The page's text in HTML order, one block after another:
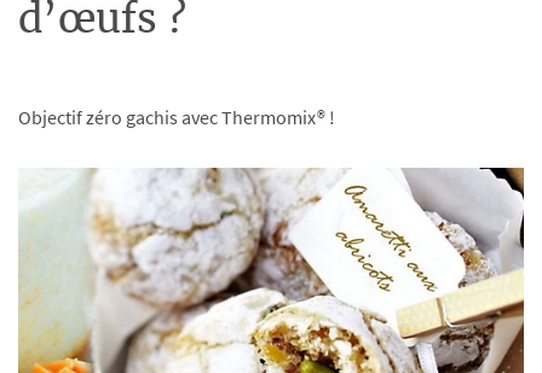
d’œufs ?
Objectif zéro gachis avec Thermomix® !